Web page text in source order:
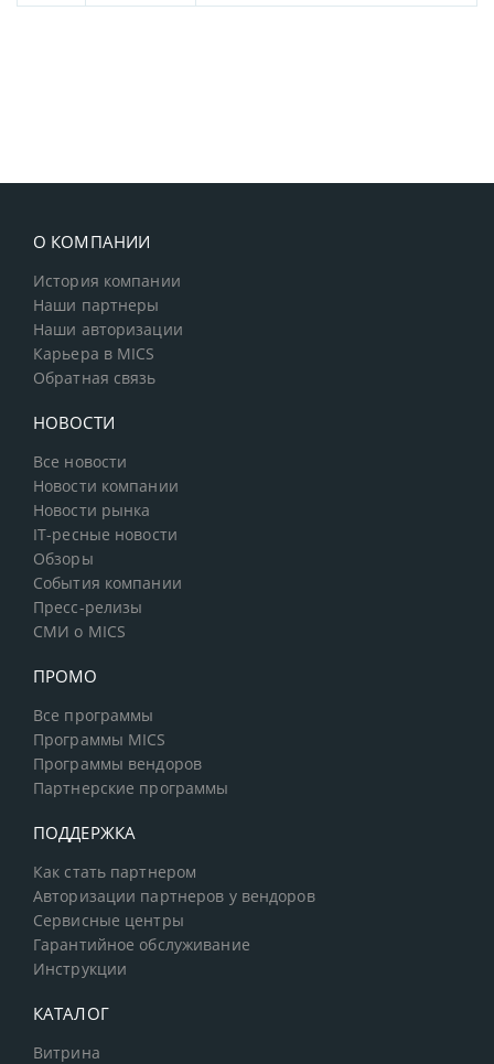
О КОМПАНИИ
История компании
Наши партнеры
Наши авторизации
Карьера в MICS
Обратная связь
НОВОСТИ
Все новости
Новости компании
Новости рынка
IT-ресные новости
Обзоры
События компании
Пресс-релизы
СМИ о MICS
ПРОМО
Все программы
Программы MICS
Программы вендоров
Партнерские программы
ПОДДЕРЖКА
Как стать партнером
Авторизации партнеров у вендоров
Сервисные центры
Гарантийное обслуживание
Инструкции
КАТАЛОГ
Витрина